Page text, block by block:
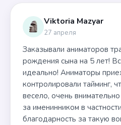
Viktoria Mazyar
27 апреля
Заказывали аниматоров
рождения сына на 5 лет!
идеально! Аниматоры
контролировали тайминг,
весело, очень
за именинником в
благодарность за такую